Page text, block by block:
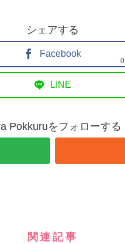
シェアする
Facebook
0
LINE
Pokkuruをフォローする
関連記事